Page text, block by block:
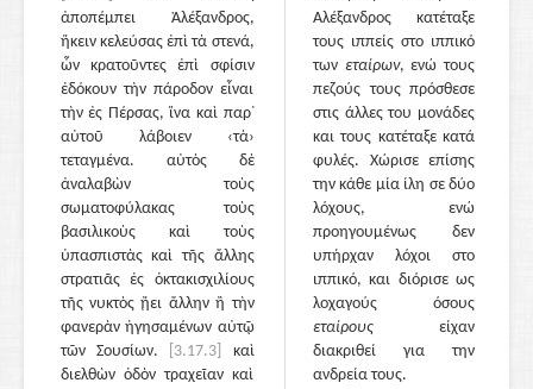
ἀποπέμπει Ἀλέξανδρος,
ἥκειν κελεύσας ἐπὶ τὰ στενά,
ὧν κρατοῦντες ἐπὶ σφίσιν
ἐδόκουν τὴν πάροδον εἶναι
τὴν ἐς Πέρσας, ἵνα καὶ παρ᾽
αὑτοῦ λάβοιεν ‹τὰ›
τεταγμένα. αὐτὸς δὲ
ἀναλαβὼν τοὺς
σωματοφύλακας τοὺς
βασιλικοὺς καὶ τοὺς
ὑπασπιστὰς καὶ τῆς ἄλλης
στρατιᾶς ἐς ὀκτακισχιλίους
τῆς νυκτὸς ᾔει ἄλλην ἢ τὴν
φανερὰν ἡγησαμένων αὐτῷ
τῶν Σουσίων.
[3.17.3]
καὶ
διελθὼν ὁδὸν τραχεῖαν καὶ
Αλέξανδρος κατέταξε
τους ιππείς στο ιππικό
των εταίρων, ενώ τους
πεζούς τους πρόσθεσε
στις άλλες του μονάδες
και τους κατέταξε κατά
φυλές. Χώρισε επίσης
την κάθε μία ίλη σε δύο
λόχους, ενώ
προηγουμένως δεν
υπήρχαν λόχοι στο
ιππικό, και διόρισε ως
λοχαγούς όσους
εταίρους είχαν
διακριθεί για την
ανδρεία τους.